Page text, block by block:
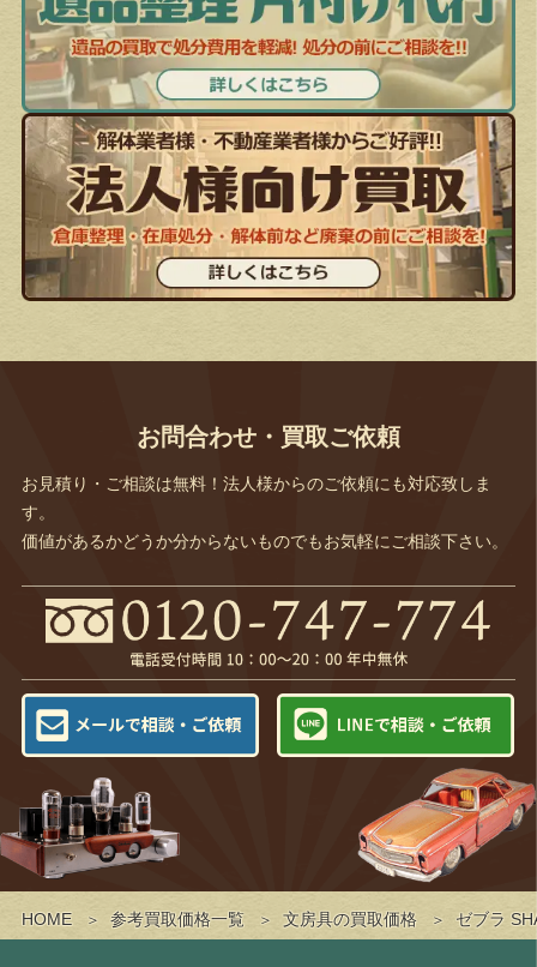
HOME 参考買取価格一覧 文房具の買取価格 ゼブラ
お問合わせ・買取ご依頼
お見積り・ご相談は無料！法人様からのご依頼にも対応致しま
す。
価値があるかどうか分からないものでもお気軽にご相談下さい。